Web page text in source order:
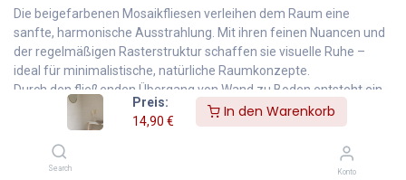
Preis:
14,90 €
In den Warenkorb
Search Konto
Die beigefarbenen Mosaikfliesen verleihen dem Raum eine
sanfte, harmonische Ausstrahlung. Mit ihren feinen Nuancen und
der regelmäßigen Rasterstruktur schaffen sie visuelle Ruhe –
ideal für minimalistische, natürliche Raumkonzepte.
Durch den fließenden Übergang von Wand zu Boden entsteht ein
einheitliches Gesamtbild, das besonders in Wellness- und
Wohnbereichen für ein ausgewogenes, warmes Ambiente sorgt.
14,90€